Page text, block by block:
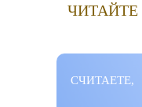
СЧИТАЕТЕ,